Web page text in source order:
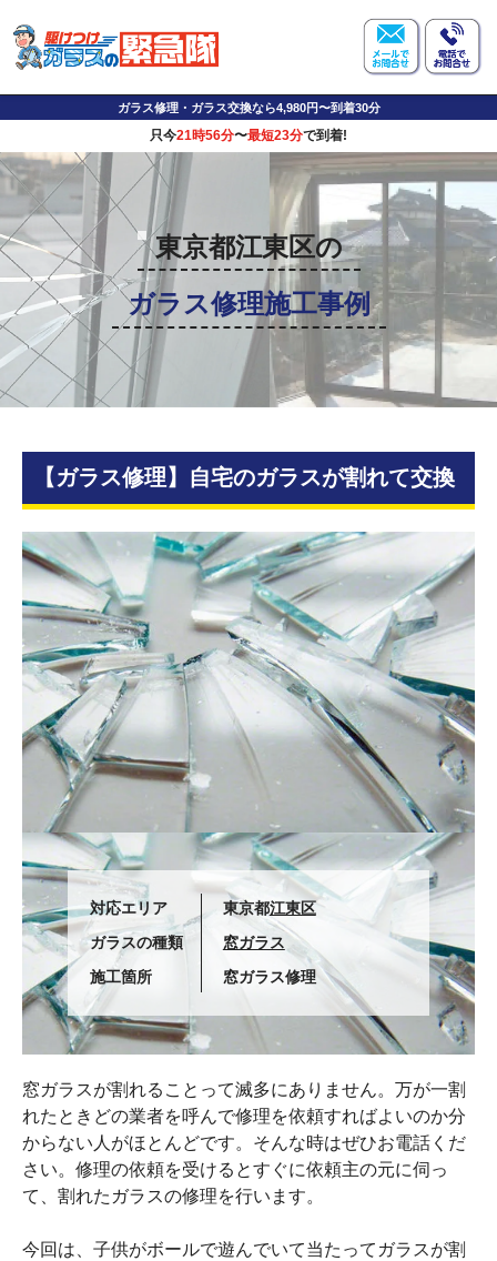
ガラス修理・ガラス交換なら4,980円〜到着30分
只今21時56分〜最短23分で到着!
東京都江東区の
ガラス修理施工事例
【ガラス修理】自宅のガラスが割れて交換
対応エリア 東京都江東区
ガラスの種類
窓ガラス
施工箇所
窓ガラス修理
窓ガラスが割れることって滅多にありません。万が一割
れたときどの業者を呼んで修理を依頼すればよいのか分
からない人がほとんどです。そんな時はぜひお電話くだ
さい。修理の依頼を受けるとすぐに依頼主の元に伺っ
て、割れたガラスの修理を行います。
今回は、子供がボールで遊んでいて当たってガラスが割